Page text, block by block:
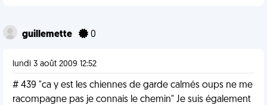
guillemette 0
lundi 3 août 2009 12:52
# 439 "ca y est les chiennes de garde calmés oups ne me
racompagne pas je connais le chemin" Je suis également